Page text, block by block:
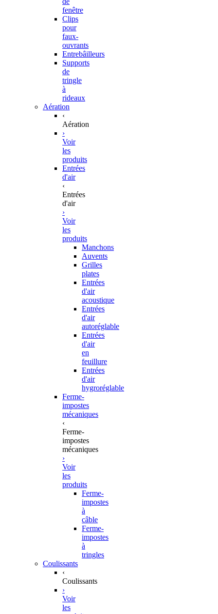
fenêtre
Clips
pour
faux-
ouvrants
Entrebâilleurs
Supports
de
tringle
à
rideaux
Aération
‹
Aération
›
Voir
les
produits
Entrées
d'air
‹
Entrées
d'air
›
Voir
les
produits
Manchons
Auvents
Grilles
plates
Entrées
d'air
acoustique
Entrées
d'air
autoréglable
Entrées
d'air
en
feuillure
Entrées
d'air
hygroréglable
Ferme-
impostes
mécaniques
‹
Ferme-
impostes
mécaniques
›
Voir
les
produits
Ferme-
impostes
à
câble
Ferme-
impostes
à
tringles
Coulissants
‹
Coulissants
›
Voir
les